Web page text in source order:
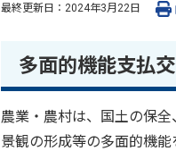
最終更新日： 2024年3月22日
多面的機能支払
農業・農村は、国土の保
景観の形成等の多面的機